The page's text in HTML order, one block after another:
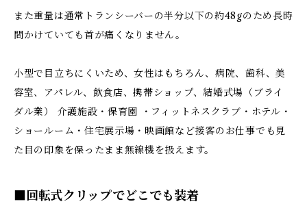
また重量は通常トランシーバーの半分以下の約48gのため長時
間かけていても首が痛くなりません。
小型で目立ちにくいため、女性はもちろん、病院、歯科、美
容室、アパレル、飲食店、携帯ショップ、結婚式場（ブライ
ダル業） 介護施設・保育園 ・フィットネスクラブ・ホテル・
ショールーム・住宅展示場・映画館など接客のお仕事でも見
た目の印象を保ったまま無線機を扱えます。
■回転式クリップでどこでも装着